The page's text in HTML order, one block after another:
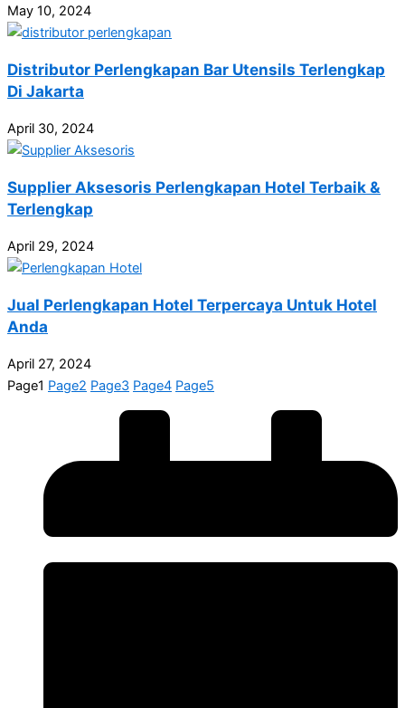
May 10, 2024
Distributor Perlengkapan Bar Utensils Terlengkap
Di Jakarta
April 30, 2024
Supplier Aksesoris Perlengkapan Hotel Terbaik &
Terlengkap
April 29, 2024
Jual Perlengkapan Hotel Terpercaya Untuk Hotel
Anda
April 27, 2024
Page1 Page2 Page3 Page4 Page5